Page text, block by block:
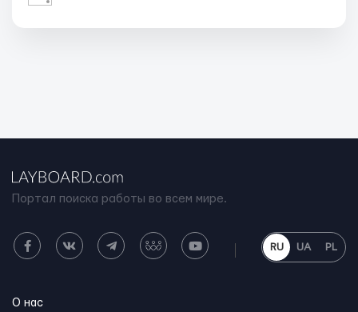
Портал поиска работы во всем мире.
RU UA PL
О нас